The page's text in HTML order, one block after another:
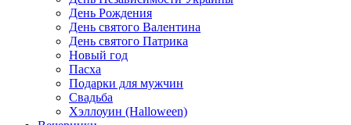
День Рождения
День святого Валентина
День святого Патрика
Новый год
Пасха
Подарки для мужчин
Свадьба
Хэллоуин (Halloween)